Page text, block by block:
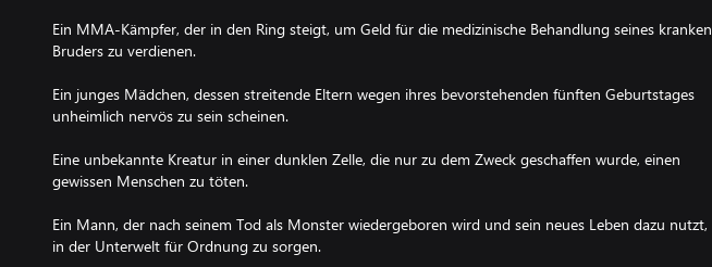
Ein MMA-Kämpfer, der in den Ring steigt, um Geld für die medizinische Behandlung seines kranken
Bruders zu verdienen.
Ein junges Mädchen, dessen streitende Eltern wegen ihres bevorstehenden fünften Geburtstages
unheimlich nervös zu sein scheinen.
Eine unbekannte Kreatur in einer dunklen Zelle, die nur zu dem Zweck geschaffen wurde, einen
gewissen Menschen zu töten.
Ein Mann, der nach seinem Tod als Monster wiedergeboren wird und sein neues Leben dazu nutzt,
in der Unterwelt für Ordnung zu sorgen.